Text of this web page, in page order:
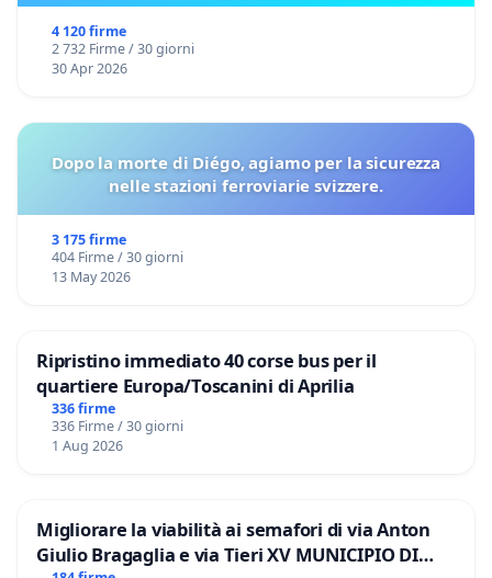
4 120 firme
2 732 Firme / 30 giorni
30 Apr 2026
Dopo la morte di Diégo, agiamo per la sicurezza
nelle stazioni ferroviarie svizzere.
3 175 firme
404 Firme / 30 giorni
13 May 2026
Ripristino immediato 40 corse bus per il
quartiere Europa/Toscanini di Aprilia
336 firme
336 Firme / 30 giorni
1 Aug 2026
Migliorare la viabilità ai semafori di via Anton
Giulio Bragaglia e via Tieri XV MUNICIPIO DI